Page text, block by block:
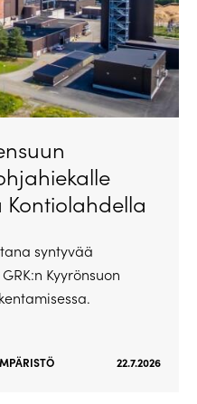
Kontiolahdella
syntyvää
Kyyrönsuon
22.7.2026